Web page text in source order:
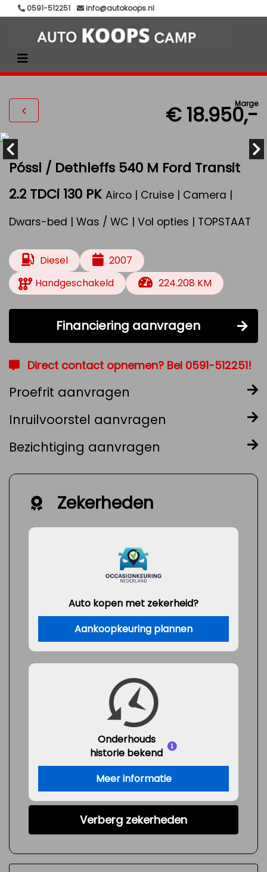
0591-512251 info@autokoops.nl
Marge
€ 18.950,-
Póssl / Dethleffs 540 M Ford Transit
2.2 TDCi 130 PK Airco | Cruise | Camera |
Dwars-bed | Was / WC | Vol opties | TOPSTAAT
Diesel
2007
Handgeschakeld
224.208 KM
Financiering aanvragen
Direct contact opnemen? Bel 0591-512251!
Proefrit aanvragen
Inruilvoorstel aanvragen
Bezichtiging aanvragen
Zekerheden
Auto kopen met zekerheid?
Aankoopkeuring plannen
Onderhouds
historie bekend
Meer informatie
Verberg zekerheden